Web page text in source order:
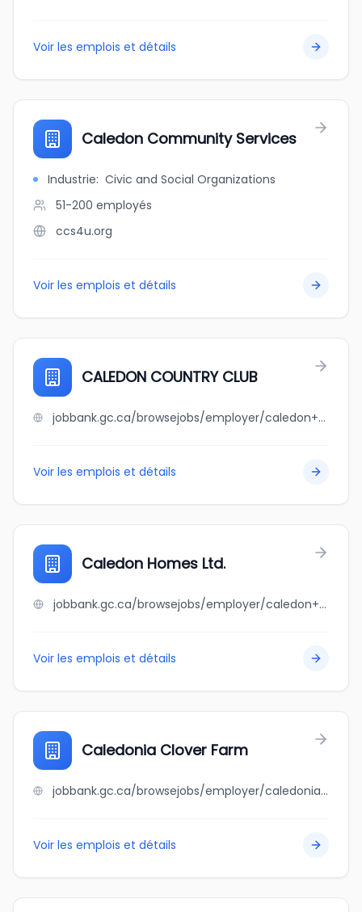
Voir les emplois et détails
Caledon Community Services
Industrie: Civic and Social Organizations
51-200 employés
ccs4u.org
Voir les emplois et détails
CALEDON COUNTRY CLUB
jobbank.gc.ca/browsejobs/employer/caledon+country+club/ca
Voir les emplois et détails
Caledon Homes Ltd.
jobbank.gc.ca/browsejobs/employer/caledon+homes+ltd./ca
Voir les emplois et détails
Caledonia Clover Farm
jobbank.gc.ca/browsejobs/employer/caledonia+clover+farm/ca
Voir les emplois et détails